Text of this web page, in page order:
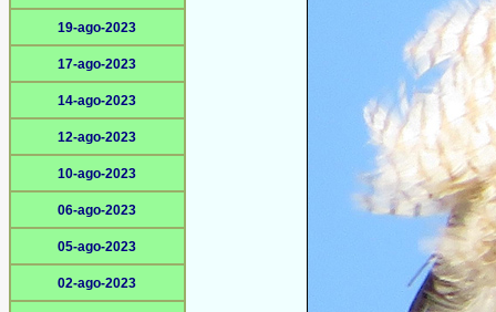
19-ago-2023
17-ago-2023
14-ago-2023
12-ago-2023
10-ago-2023
06-ago-2023
05-ago-2023
02-ago-2023